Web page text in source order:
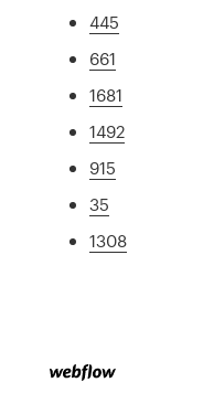
445
661
1681
1492
915
35
1308